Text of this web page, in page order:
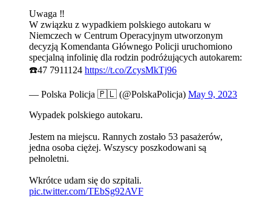
Uwaga ‼️
W związku z wypadkiem polskiego autokaru w
Niemczech w Centrum Operacyjnym utworzonym
decyzją Komendanta Głównego Policji uruchomiono
specjalną infolinię dla rodzin podróżujących autokarem:
☎️47 7911124 https://t.co/ZcysMkTj96
— Polska Policja 🇵🇱 (@PolskaPolicja) May 9, 2023
Wypadek polskiego autokaru.
Jestem na miejscu. Rannych zostało 53 pasażerów,
jedna osoba ciężej. Wszyscy poszkodowani są
pełnoletni.
Wkrótce udam się do szpitali.
pic.twitter.com/TEbSg92AVF